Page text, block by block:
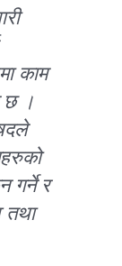
काम
छ ।
गर्ने र